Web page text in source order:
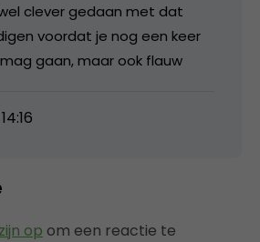
clever gedaan met dat
voordat je nog een keer
gaan, maar ook flauw
op om een reactie te